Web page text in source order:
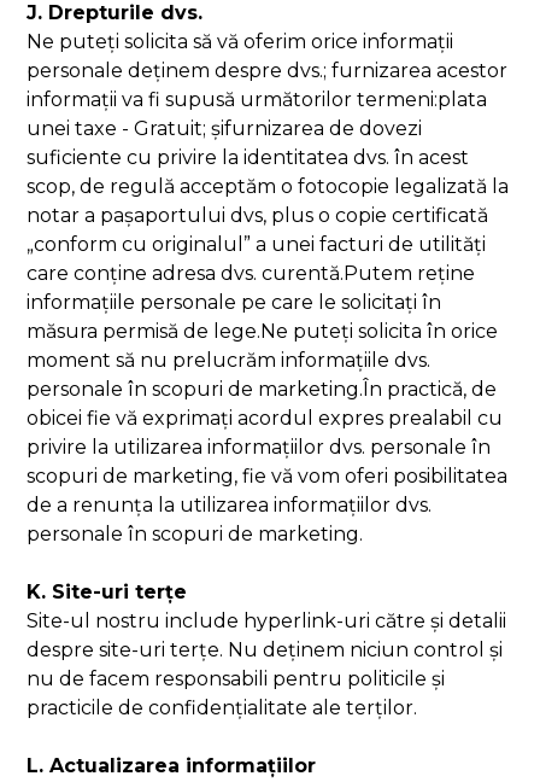
J. Drepturile dvs.
Ne puteți solicita să vă oferim orice informații
personale deținem despre dvs.; furnizarea acestor
informații va fi supusă următorilor termeni:plata
unei taxe - Gratuit; șifurnizarea de dovezi
suficiente cu privire la identitatea dvs. în acest
scop, de regulă acceptăm o fotocopie legalizată la
notar a pașaportului dvs, plus o copie certificată
„conform cu originalul” a unei facturi de utilități
care conține adresa dvs. curentă.Putem reține
informațiile personale pe care le solicitați în
măsura permisă de lege.Ne puteți solicita în orice
moment să nu prelucrăm informațiile dvs.
personale în scopuri de marketing.În practică, de
obicei fie vă exprimați acordul expres prealabil cu
privire la utilizarea informațiilor dvs. personale în
scopuri de marketing, fie vă vom oferi posibilitatea
de a renunța la utilizarea informațiilor dvs.
personale în scopuri de marketing.
K. Site-uri terțe
Site-ul nostru include hyperlink-uri către și detalii
despre site-uri terțe. Nu deținem niciun control și
nu de facem responsabili pentru politicile și
practicile de confidențialitate ale terților.
L. Actualizarea informațiilor